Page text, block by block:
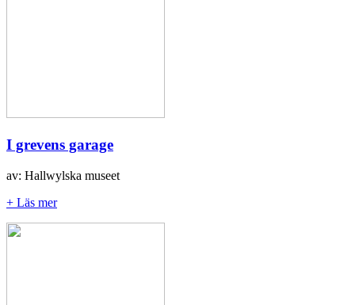
I grevens garage
av: Hallwylska museet
+ Läs mer